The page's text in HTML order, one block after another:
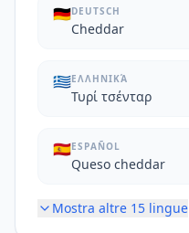
🇩🇪DEUTSCH
Cheddar
🇬🇷ΕΛΛΗΝΙΚΆ
Τυρί τσένταρ
🇪🇸ESPAÑOL
Queso cheddar
Mostra altre 15 lingue